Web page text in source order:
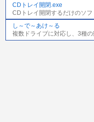
CDトレイ開閉.exe
CDトレイ開閉するだけのソフ
し～で～あけ～る
複数ドライブに対応し、3種